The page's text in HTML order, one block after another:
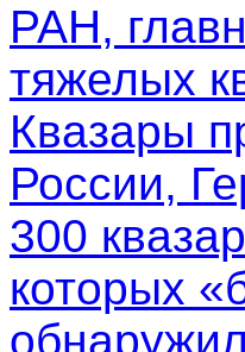
РАН,
тяжелых
Квазары
России,
300
которых